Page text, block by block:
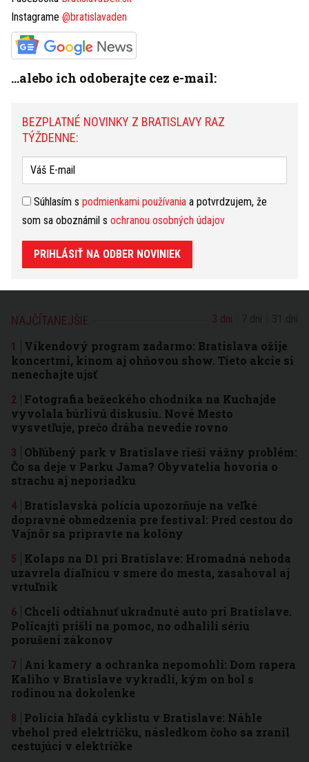
PRIHLÁSIŤ NA ODBER NOVINIEK
HOROSKOP
Dnešný Zajtrajší
Kozorožec (22.12. - 20.1.) zmeniť
Dnes hrozia malicherné výmeny názorov s vašimi
blízkymi. Ako sa tomu vyhnúť? Snažte sa o to, aby ste
vytvorili príjemné prostredie. Partner vás bude mať
chuť vodiť za nos. Prekuknete ho hneď na začiatku.
čítať ďalej...
NAJČÍTANEJŠIE 3 dni
Víkendový program zadarmo: Bratislava ožije
koncertmi, kinom aj ohňovou show. Tieto akcie si
nenechajte ujsť
Fotografia bežeckého chodníka na Kuchajde
vyvolala búrlivú diskusiu. Nové Mesto
vysvetľuje, prečo dráha nevedie rovno
Obľúbený park v Bratislave rieši vážny problém:
Čo sa deje v Parku Jama? Obyvatelia hovoria o
strachu aj neporiadku
Bratislavská polícia upozorňuje na veľké
dopravné obmedzenia pre festival: Pred cestou do
Vajnôr sa pripravte na kolóny
Kolaps na D1 pri Bratislave: Hromadná nehoda
uzavrela diaľnicu v smere do mesta, zasahoval aj
vrtuľník
Chceli odtiahnuť ukradnuté auto pri Bratislave.
Policajti prišli na pomoc, no odhalili sériu
porušení zákonov
Ani kamery a ochranka nepomohli: Dom rapera
Kaliho v Bratislave vykradli, kým on bol s
rodinou na dokolenke
Polícia hľadá cyklistu v Bratislave: Náhle
vbehol pred električku, následkom čoho sa zranil
cestujúci v električke
Instagrame @bratislavaden
...alebo ich odoberajte cez e-mail:
BEZPLATNÉ NOVINKY Z BRATISLAVY RAZ
TÝŽDENNE:
Súhlasím s podmienkami používania a potvrdzujem, že
som sa oboznámil s ochranou osobných údajov
PRIHLÁSIŤ NA ODBER NOVINIEK